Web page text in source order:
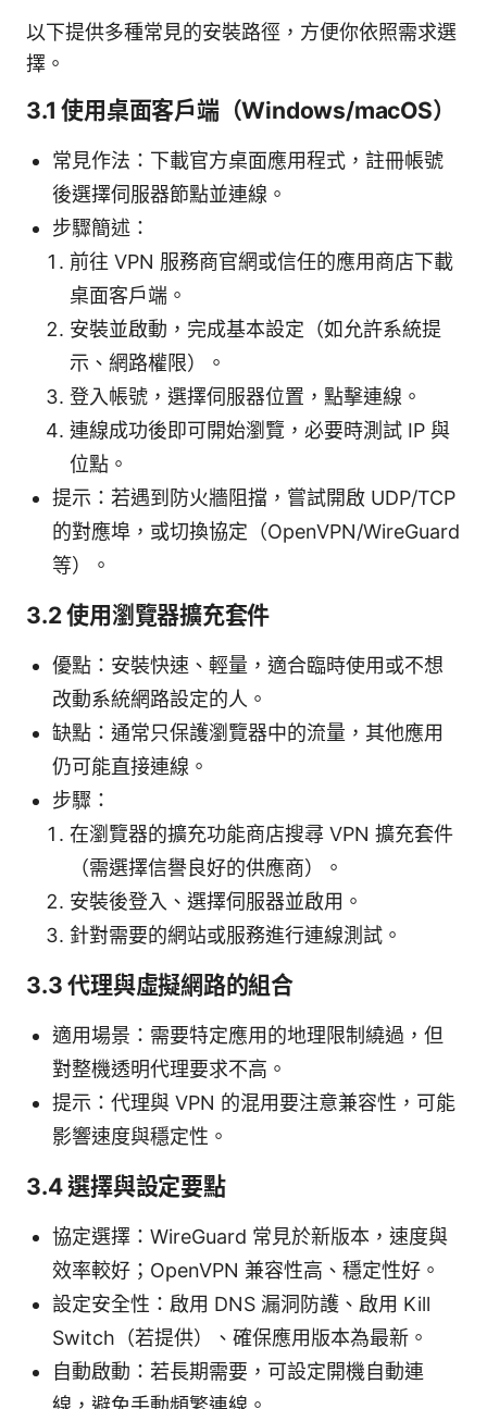
以下提供多種常見的安裝路徑，方便你依照需求選
擇。
3.1 使用桌面客戶端（Windows/macOS）
常見作法：下載官方桌面應用程式，註冊帳號
後選擇伺服器節點並連線。
步驟簡述：
前往 VPN 服務商官網或信任的應用商店下載
桌面客戶端。
安裝並啟動，完成基本設定（如允許系統提
示、網路權限）。
登入帳號，選擇伺服器位置，點擊連線。
連線成功後即可開始瀏覽，必要時測試 IP 與
位點。
提示：若遇到防火牆阻擋，嘗試開啟 UDP/TCP
的對應埠，或切換協定（OpenVPN/WireGuard
等）。
3.2 使用瀏覽器擴充套件
優點：安裝快速、輕量，適合臨時使用或不想
改動系統網路設定的人。
缺點：通常只保護瀏覽器中的流量，其他應用
仍可能直接連線。
步驟：
在瀏覽器的擴充功能商店搜尋 VPN 擴充套件
（需選擇信譽良好的供應商）。
安裝後登入、選擇伺服器並啟用。
針對需要的網站或服務進行連線測試。
3.3 代理與虛擬網路的組合
適用場景：需要特定應用的地理限制繞過，但
對整機透明代理要求不高。
提示：代理與 VPN 的混用要注意兼容性，可能
影響速度與穩定性。
3.4 選擇與設定要點
協定選擇：WireGuard 常見於新版本，速度與
效率較好；OpenVPN 兼容性高、穩定性好。
設定安全性：啟用 DNS 漏洞防護、啟用 Kill
Switch（若提供）、確保應用版本為最新。
自動啟動：若長期需要，可設定開機自動連